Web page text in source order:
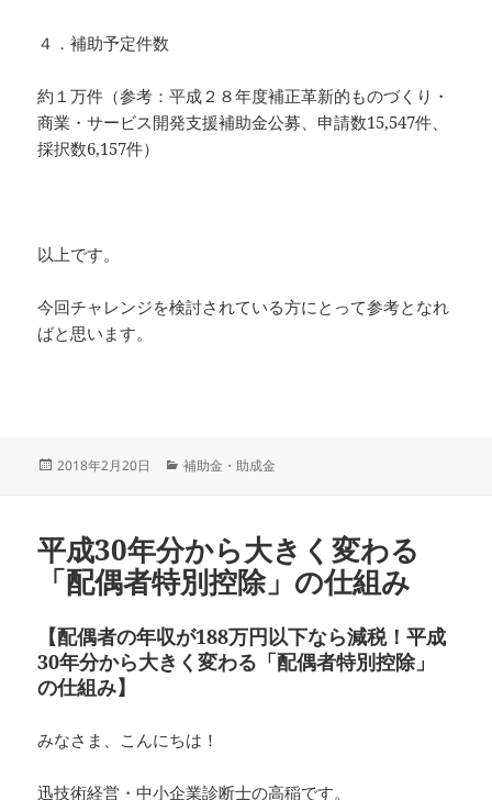
４．補助予定件数
約１万件（参考：平成２８年度補正革新的ものづくり・
商業・サービス開発支援補助金公募、申請数15,547件、
採択数6,157件）
以上です。
今回チャレンジを検討されている方にとって参考となれ
ばと思います。
投
2018年2月20日
カ
ー
補助金・助成金
平成30年分から大きく変わる
「配偶者特別控除」の仕組み
【配偶者の年収が188万円以下なら減税！平成
30年分から大きく変わる「配偶者特別控除」
の仕組み】
みなさま、こんにちは！
迅技術経営・中小企業診断士の高稲です。